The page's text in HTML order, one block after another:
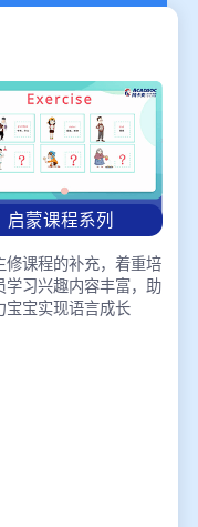
启蒙课程系列
修课程的补充，着重培
学习兴趣内容丰富，助
宝宝实现语言成长